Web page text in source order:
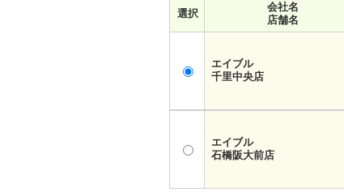
選択
会社名
店舗名
エイブル
千里中央店
エイブル
石橋阪大前店